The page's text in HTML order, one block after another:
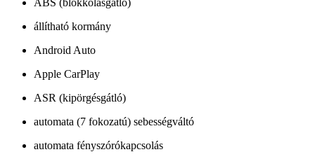
ABS (blokkolásgátló)
állítható kormány
Android Auto
Apple CarPlay
ASR (kipörgésgátló)
automata (7 fokozatú) sebességváltó
automata fényszórókapcsolás